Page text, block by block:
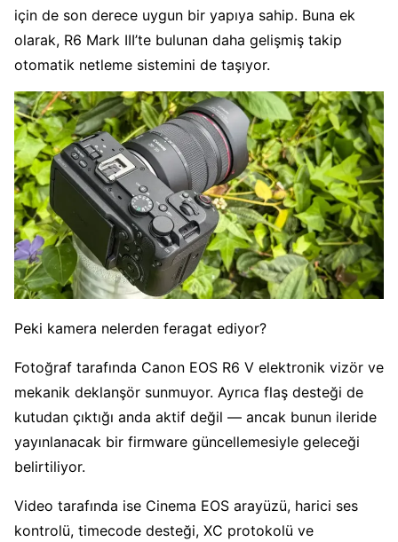
için de son derece uygun bir yapıya sahip. Buna ek
olarak, R6 Mark III’te bulunan daha gelişmiş takip
otomatik netleme sistemini de taşıyor.
Peki kamera nelerden feragat ediyor?
Fotoğraf tarafında Canon EOS R6 V elektronik vizör ve
mekanik deklanşör sunmuyor. Ayrıca flaş desteği de
kutudan çıktığı anda aktif değil — ancak bunun ileride
yayınlanacak bir firmware güncellemesiyle geleceği
belirtiliyor.
Video tarafında ise Cinema EOS arayüzü, harici ses
kontrolü, timecode desteği, XC protokolü ve